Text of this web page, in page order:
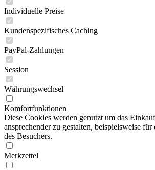
Individuelle Preise
Kundenspezifisches Caching
PayPal-Zahlungen
Session
Währungswechsel
Komfortfunktionen
Diese Cookies werden genutzt um das
ansprechender zu gestalten, beispielsweise
des Besuchers.
Merkzettel